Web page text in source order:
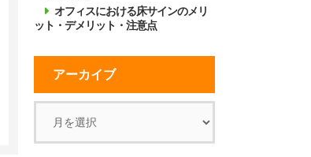
オフィスにおける床サインのメリ
ット・デメリット・注意点
アーカイブ